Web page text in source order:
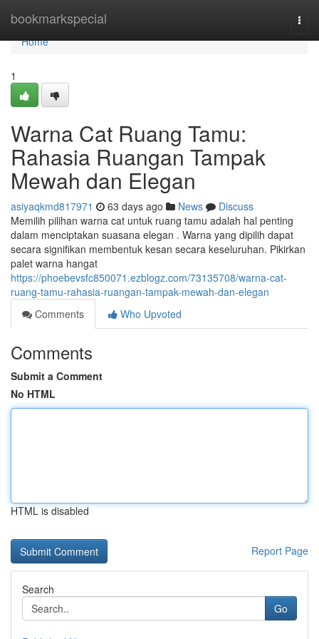
bookmarkspecial
Home
Home
1
Warna Cat Ruang Tamu:
Rahasia Ruangan Tampak
Mewah dan Elegan
asiyaqkmd817971 63 days ago News
Discuss
Memilih pilihan warna cat untuk ruang tamu adalah hal penting
dalam menciptakan suasana elegan . Warna yang dipilih dapat
secara signifikan membentuk kesan secara keseluruhan. Pikirkan
palet warna hangat
https://phoebevsfc850071.ezblogz.com/73135708/warna-cat-
ruang-tamu-rahasia-ruangan-tampak-mewah-dan-elegan
Comments
Who Upvoted
Comments
Submit a Comment
No HTML
HTML is disabled
Report Page
Search
Go